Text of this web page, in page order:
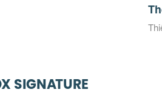
SIGNATURE